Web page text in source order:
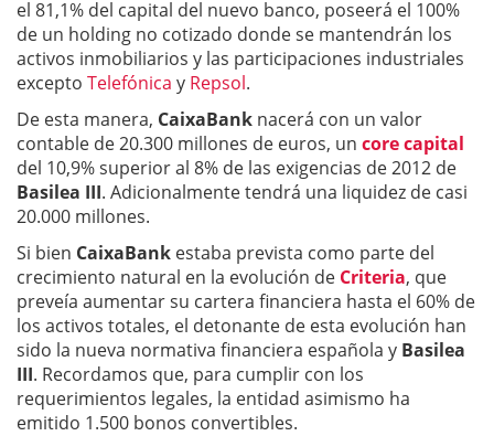
el 81,1% del capital del nuevo banco, poseerá el 100%
de un holding no cotizado donde se mantendrán los
activos inmobiliarios y las participaciones industriales
excepto Telefónica y Repsol.
De esta manera, CaixaBank nacerá con un valor
contable de 20.300 millones de euros, un core capital
del 10,9% superior al 8% de las exigencias de 2012 de
Basilea III. Adicionalmente tendrá una liquidez de casi
20.000 millones.
Si bien CaixaBank estaba prevista como parte del
crecimiento natural en la evolución de Criteria, que
preveía aumentar su cartera financiera hasta el 60% de
los activos totales, el detonante de esta evolución han
sido la nueva normativa financiera española y Basilea
III. Recordamos que, para cumplir con los
requerimientos legales, la entidad asimismo ha
emitido 1.500 bonos convertibles.